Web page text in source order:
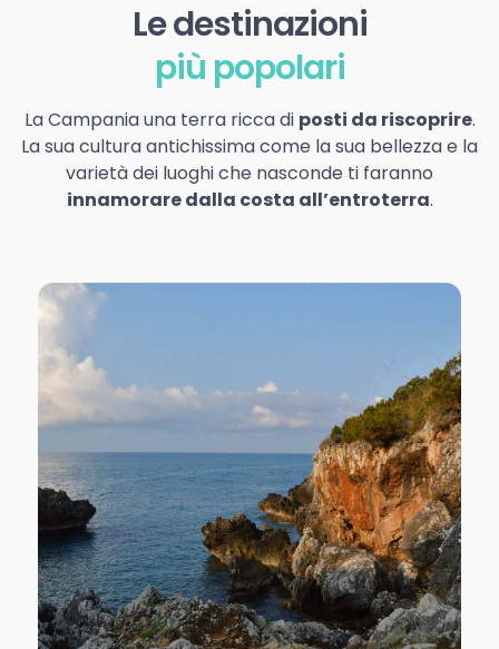
Le destinazioni
più popolari
La Campania una terra ricca di posti da riscoprire.
La sua cultura antichissima come la sua bellezza e la
varietà dei luoghi che nasconde ti faranno
innamorare dalla costa all’entroterra.